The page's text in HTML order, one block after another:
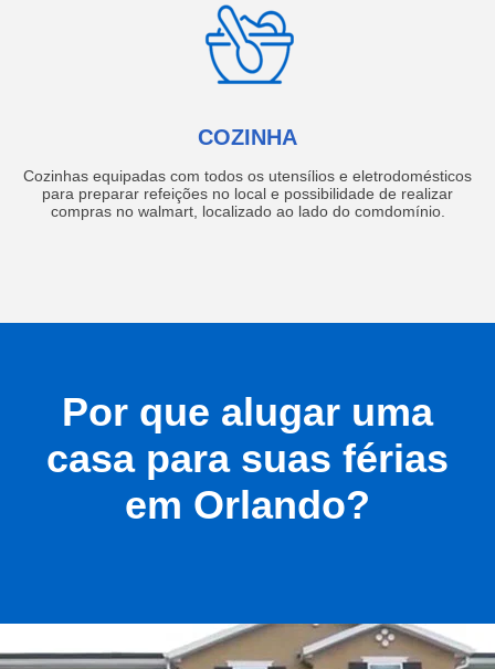
COZINHA
Cozinhas equipadas com todos os utensílios e eletrodomésticos
para preparar refeições no local e possibilidade de realizar
compras no walmart, localizado ao lado do comdomínio.
Por que alugar uma
casa para suas férias
em Orlando?